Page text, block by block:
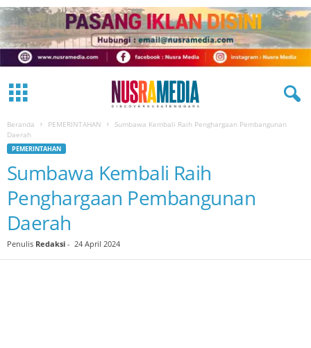
Beranda PEMERINTAHAN
Sumbawa Kembali Raih Penghargaan Pembangunan
Daerah
PEMERINTAHAN
Sumbawa Kembali Raih
Penghargaan Pembangunan
Daerah
Penulis Redaksi - 24 April 2024